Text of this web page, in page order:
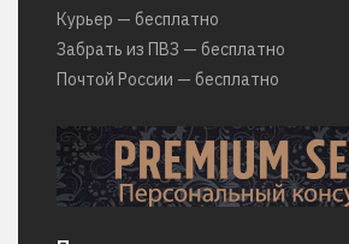
Курьер — бесплатно
Забрать из ПВЗ — бесплатно
Почтой России — бесплатно